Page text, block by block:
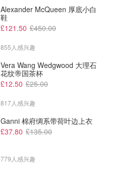
Alexander McQueen 厚底小白
鞋
£121.50 £450.00
855人感兴趣
Vera Wang Wedgwood 大理石
花纹帝国茶杯
£12.50 £25.00
817人感兴趣
Ganni 棉府绸系带荷叶边上衣
£37.80 £135.00
779人感兴趣